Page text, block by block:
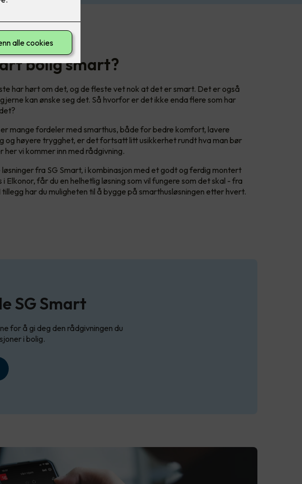
bolig smart?
har hørt om det, og de fleste vet nok at det er smart. Det er også
kan ønske seg det. Så hvorfor er det ikke enda flere som har
mange fordeler med smarthus, både for bedre komfort, lavere
og høyere trygghet, er det fortsatt litt usikkerhet rundt hva man bør
her vi kommer inn med rådgivning.
fra SG Smart, i kombinasjon med et godt og ferdig montert
i Elkonor, får du en helhetlig løsning som vil fungere som det skal - fra
har du muligheten til å bygge på smarthusløsningen etter hvert.
SG Smart
for å gi deg den rådgivningen du
i bolig.